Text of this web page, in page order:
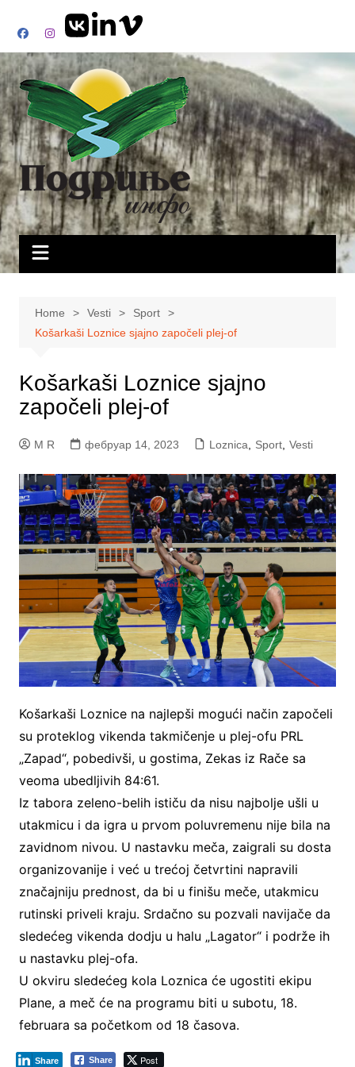
Home Vesti
Sport
Košarkaši Loznice sjajno započeli plej-of
Košarkaši Loznice sjajno
započeli plej-of
M R фебруар 14, 2023 Loznica, Sport, Vesti
Košarkaši Loznice na najlepši mogući način započeli
su proteklog vikenda takmičenje u plej-ofu PRL
„Zapad“, pobedivši, u gostima, Zekas iz Rače sa
veoma ubedljivih 84:61.
Iz tabora zeleno-belih ističu da nisu najbolje ušli u
utakmicu i da igra u prvom poluvremenu nije bila na
zavidnom nivou. U nastavku meča, zaigrali su dosta
organizovanije i već u trećoj četvrtini napravili
značajniju prednost, da bi u finišu meče, utakmicu
rutinski priveli kraju. Srdačno su pozvali navijače da
sledećeg vikenda dodju u halu „Lagator“ i podrže ih
u nastavku plej-ofa.
U okviru sledećeg kola Loznica će ugostiti ekipu
Plane, a meč će na programu biti u subotu, 18.
februara sa početkom od 18 časova.
Share Post
Share